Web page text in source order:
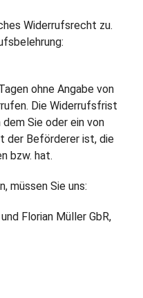
Widerrufsrecht zu.
ohne Angabe von
Die Widerrufsfrist
Sie oder ein von
der Beförderer ist, die
bzw. hat.
müssen Sie uns:
Florian Müller GbR,